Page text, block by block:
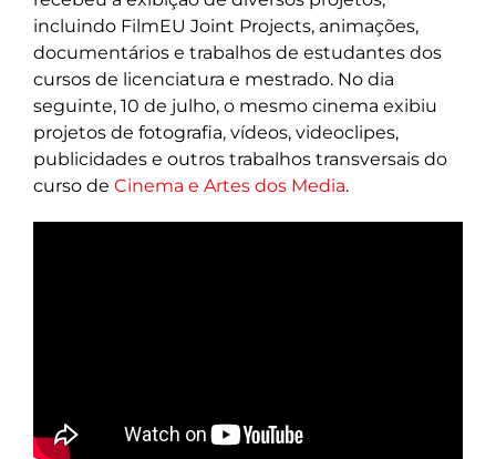
incluindo FilmEU Joint Projects, animações,
documentários e trabalhos de estudantes dos
cursos de licenciatura e mestrado. No dia
seguinte, 10 de julho, o mesmo cinema exibiu
projetos de fotografia, vídeos, videoclipes,
publicidades e outros trabalhos transversais do
curso de Cinema e Artes dos Media.